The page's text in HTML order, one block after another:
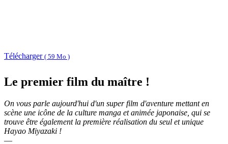
Télécharger ( 59 Mo )
Le premier film du maître !
On vous parle aujourd'hui d'un super film d'aventure mettant en
scène une icône de la culture manga et animée japonaise, qui se
trouve être également la première réalisation du seul et unique
Hayao Miyazaki !
—